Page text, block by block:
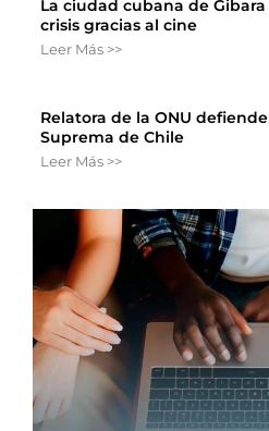
La ciudad cubana de
crisis gracias al cine
Leer Más >>
Relatora de la ONU
Suprema de Chile
Leer Más >>